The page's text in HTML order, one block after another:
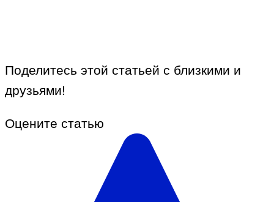
Поделитесь этой статьей с близкими и
друзьями!
Оцените статью